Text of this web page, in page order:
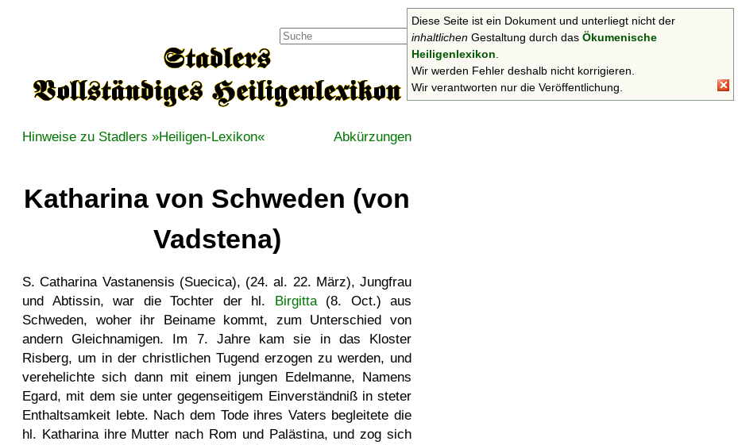
Suchen
Hinweise zu Stadlers »Heiligen-Lexikon« Abkürzungen
Katharina von Schweden (von
Vadstena)
S. Catharina Vastanensis (Suecica), (24. al. 22. März), Jungfrau
und Abtissin, war die Tochter der hl. Birgitta(8. Oct.) aus
Schweden, woher ihr Beiname kommt, zum Unterschied von
andern Gleichnamigen. Im 7. Jahre kam sie in das Kloster
Risberg, um in der christlichen Tugend erzogen zu werden, und
verehelichte sich dann mit einem jungen Edelmanne, Namens
Egard, mit dem sie unter gegenseitigem Einverständniß in steter
Enthaltsamkeit lebte. Nach dem Tode ihres Vaters begleitete die
hl. Katharina ihre Mutter nach Rom und Palästina, und zog sich
Diese Seite ist ein Dokument und unterliegt nicht der
inhaltlichen Gestaltung durch das Ökumenische
Heiligenlexikon
Wir werden Fehler deshalb nicht korrigieren.
Wir verantworten nur die Veröffentlichung.